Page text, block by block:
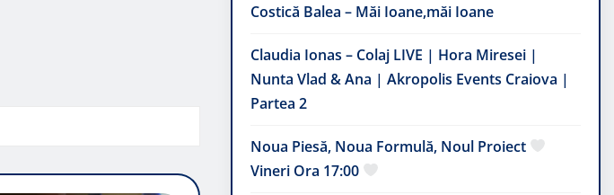
Costică Balea – Măi Ioane,măi Ioane
Claudia Ionas – Colaj LIVE | Hora Miresei |
Nunta Vlad & Ana | Akropolis Events Craiova |
Partea 2
Noua Piesă, Noua Formulă, Noul Proiect
Vineri Ora 17:00